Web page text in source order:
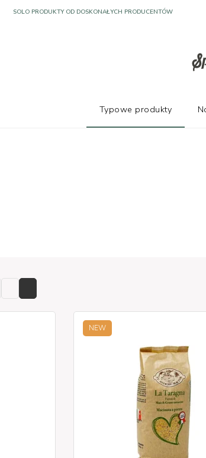
NEW
PONAD 900 POZYTYWNYCH RECENZJI
Typowe produkty